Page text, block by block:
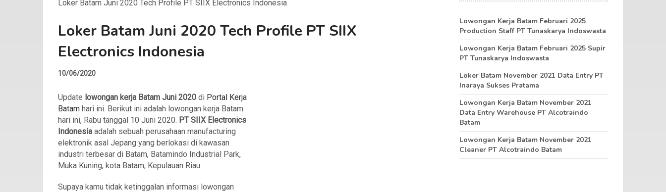
Loker Batam Juni 2020 Tech Profile PT SIIX Electronics Indonesia
Loker Batam Juni 2020 Tech Profile PT SIIX
Electronics Indonesia
10/06/2020
Update lowongan kerja Batam Juni 2020 di Portal Kerja
Batam hari ini. Berikut ini adalah lowongan kerja Batam
hari ini, Rabu tanggal 10 Juni 2020. PT SIIX Electronics
Indonesia adalah sebuah perusahaan manufacturing
elektronik asal Jepang yang berlokasi di kawasan
industri terbesar di Batam, Batamindo Industrial Park,
Muka Kuning, kota Batam, Kepulauan Riau.
Supaya kamu tidak ketinggalan informasi lowongan
Lowongan Kerja Batam Februari 2025
Production Staff PT Tunaskarya Indoswasta
Lowongan Kerja Batam Februari 2025 Supir
PT Tunaskarya Indoswasta
Loker Batam November 2021 Data Entry PT
Inaraya Sukses Pratama
Lowongan Kerja Batam November 2021
Data Entry Warehouse PT Alcotraindo
Batam
Lowongan Kerja Batam November 2021
Cleaner PT Alcotraindo Batam